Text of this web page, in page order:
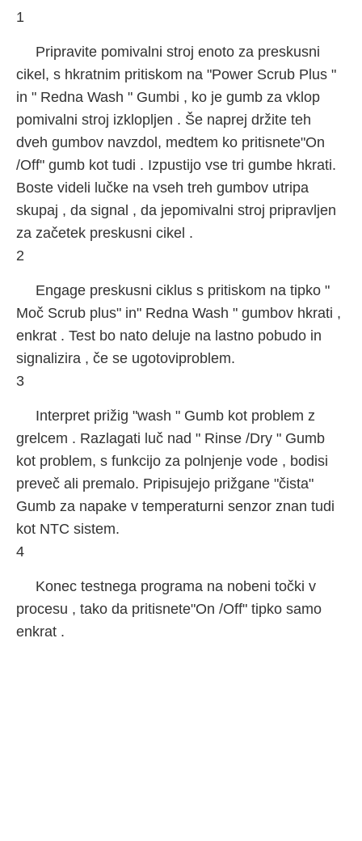
1
Pripravite pomivalni stroj enoto za preskusni
cikel, s hkratnim pritiskom na "Power Scrub Plus "
in " Redna Wash " Gumbi , ko je gumb za vklop
pomivalni stroj izklopljen . Še naprej držite teh
dveh gumbov navzdol, medtem ko pritisnete"On
/Off" gumb kot tudi . Izpustijo vse tri gumbe hkrati.
Boste videli lučke na vseh treh gumbov utripa
skupaj , da signal , da jepomivalni stroj pripravljen
za začetek preskusni cikel .
2
Engage preskusni ciklus s pritiskom na tipko "
Moč Scrub plus" in" Redna Wash " gumbov hkrati ,
enkrat . Test bo nato deluje na lastno pobudo in
signalizira , če se ugotoviproblem.
3
Interpret prižig "wash " Gumb kot problem z
grelcem . Razlagati luč nad " Rinse /Dry " Gumb
kot problem, s funkcijo za polnjenje vode , bodisi
preveč ali premalo. Pripisujejo prižgane "čista"
Gumb za napake v temperaturni senzor znan tudi
kot NTC sistem.
4
Konec testnega programa na nobeni točki v
procesu , tako da pritisnete"On /Off" tipko samo
enkrat .